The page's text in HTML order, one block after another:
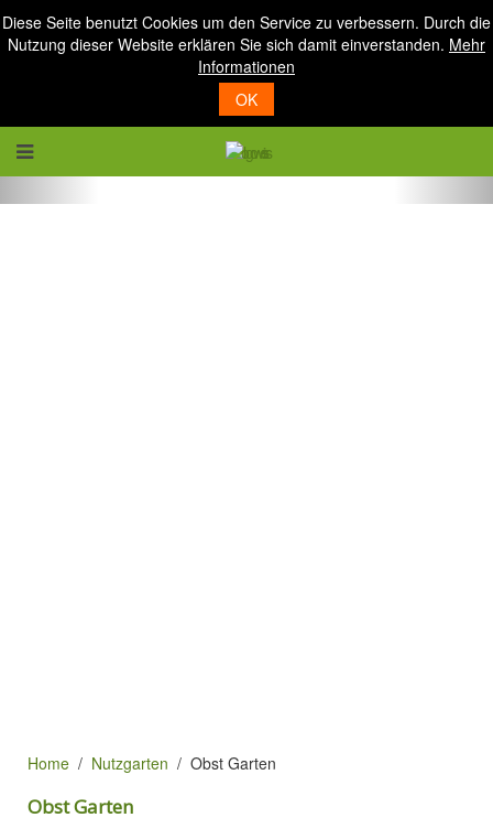
Diese Seite benutzt Cookies um den Service zu verbessern. Durch die
Nutzung dieser Website erklären Sie sich damit einverstanden. Mehr
Informationen
OK
Home Nutzgarten Obst Garten
Obst Garten